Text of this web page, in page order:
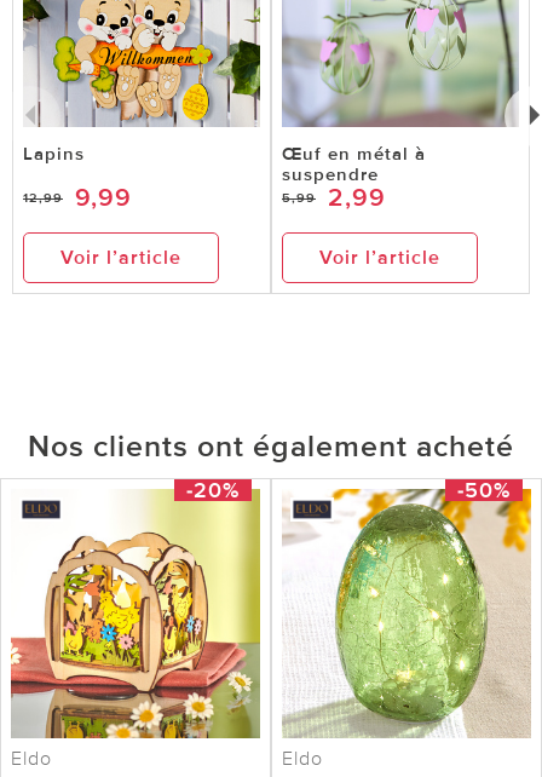
Lapins
12,99 9,99
Voir l’article
Œuf en métal à
suspendre
5,99 2,99
Voir l’article
Nos clients ont également acheté
-20%
Eldo
-50%
Eldo